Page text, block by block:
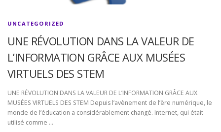
UNCATEGORIZED
UNE RÉVOLUTION DANS LA VALEUR DE
L’INFORMATION GRÂCE AUX MUSÉES
VIRTUELS DES STEM
UNE RÉVOLUTION DANS LA VALEUR DE L’INFORMATION GRÂCE AUX
MUSÉES VIRTUELS DES STEM Depuis l’avènement de l’ère numérique, le
monde de l’éducation a considérablement changé. Internet, qui était
utilisé comme …